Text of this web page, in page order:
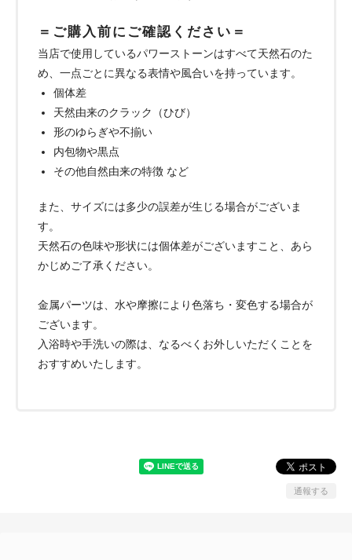
＝ご購入前にご確認ください＝
当店で使用しているパワーストーンはすべて天然石のた
め、一点ごとに異なる表情や風合いを持っています。
個体差
天然由来のクラック（ひび）
形のゆらぎや不揃い
内包物や黒点
その他自然由来の特徴 など
また、サイズには多少の誤差が生じる場合がございま
す。
天然石の色味や形状には個体差がございますこと、あら
かじめご了承ください。
金属パーツは、水や摩擦により色落ち・変色する場合が
ございます。
入浴時や手洗いの際は、なるべくお外しいただくことを
おすすめいたします。
通報する